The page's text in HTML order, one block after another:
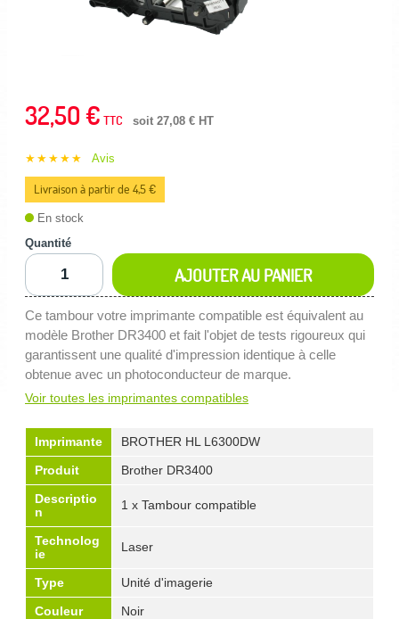
32,50 € TTC soit 27,08 € HT
★★★★★ Avis
Livraison à partir de 4,5 €
En stock
Quantité
AJOUTER AU PANIER
Ce tambour votre imprimante compatible est équivalent au
modèle Brother DR3400 et fait l'objet de tests rigoureux qui
garantissent une qualité d'impression identique à celle
obtenue avec un photoconducteur de marque.
Voir toutes les imprimantes compatibles
Imprimante
BROTHER HL L6300DW
Produit
Brother DR3400
Descriptio
n
1 x Tambour compatible
Technolog
ie
Laser
Type
Unité d'imagerie
Couleur
Noir